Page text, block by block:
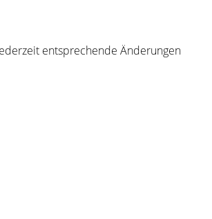
entsprechende Änderungen